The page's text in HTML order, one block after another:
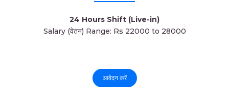
24 Hours Shift (Live-in)
Salary (वेतन) Range: Rs 22000 to 28000
आवेदन करें